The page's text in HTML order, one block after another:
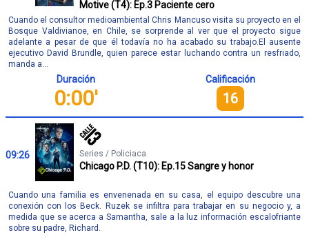
Motive (T4): Ep.3 Paciente cero
Cuando el consultor medioambiental Chris Mancuso visita su proyecto en el
Bosque Valdivianoe, en Chile, se sorprende al ver que el proyecto sigue
adelante a pesar de que él todavía no ha acabado su trabajo.El ausente
ejecutivo David Brundle, quien parece estar luchando contra un resfriado,
manda a...
Duración
0:00'
Calificación
16
09:26 Series / Policiaca
Chicago P.D. (T10): Ep.15 Sangre y honor
Cuando una familia es envenenada en su casa, el equipo descubre una
conexión con los Beck. Ruzek se infiltra para trabajar en su negocio y, a
medida que se acerca a Samantha, sale a la luz información escalofriante
sobre su padre, Richard.